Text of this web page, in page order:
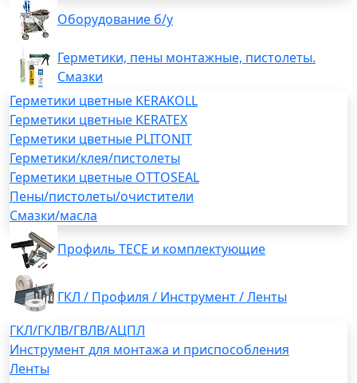
Оборудование б/у
Герметики, пены монтажные, пистолеты.
Смазки
Герметики цветные KERAKOLL
Герметики цветные KERATEX
Герметики цветные PLITONIT
Герметики/клея/пистолеты
Герметики цветные OTTOSEAL
Пены/пистолеты/очистители
Смазки/масла
Профиль TECE и комплектующие
ГКЛ / Профиля / Инструмент / Ленты
ГКЛ/ГКЛВ/ГВЛВ/АЦПЛ
Инструмент для монтажа и приспособления
Ленты